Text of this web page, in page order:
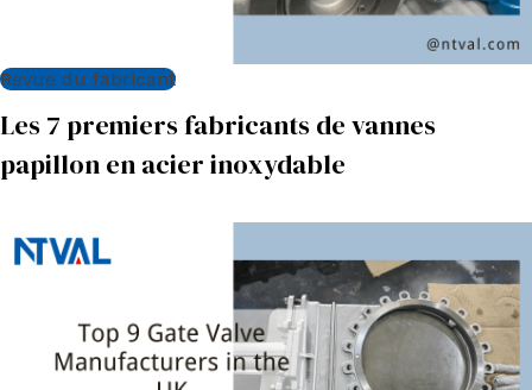
Revue du fabricant
Les 7 premiers fabricants de vannes
papillon en acier inoxydable